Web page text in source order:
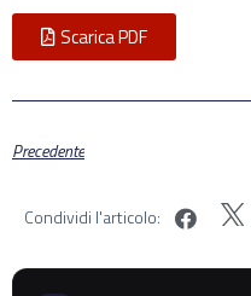
Scarica PDF
Precedente
Condividi l'articolo: